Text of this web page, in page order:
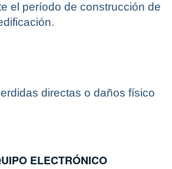
el período de construcción de
directas o daños físico
ELECTRÓNICO